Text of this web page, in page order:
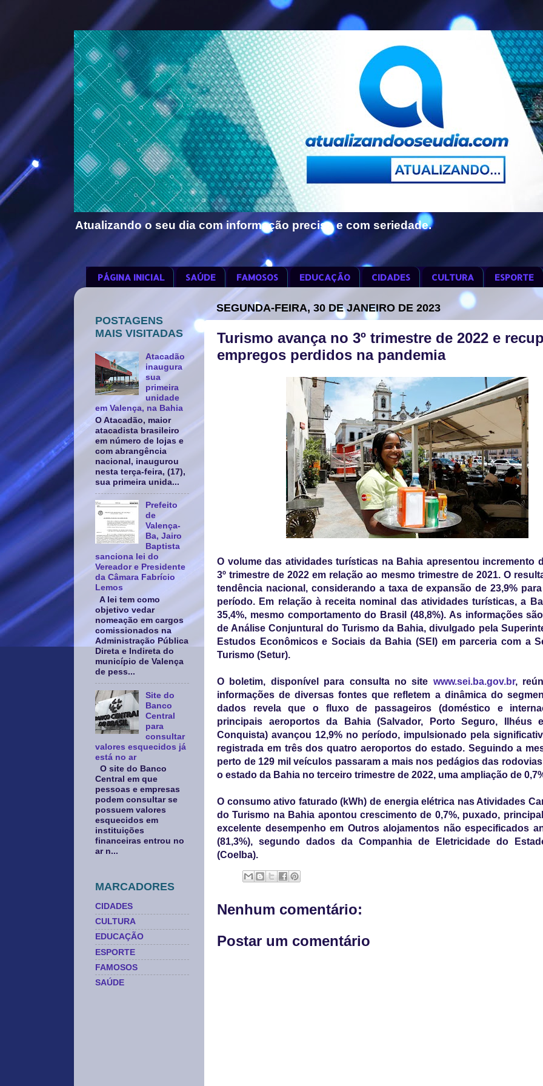
Atualizando o seu dia com informação precisa e com seriedade.
PÁGINA INICIAL SAÚDE FAMOSOS EDUCAÇÃO CIDADES CULTURA ESPORTE
SEGUNDA-FEIRA, 30 DE JANEIRO DE 2023
Turismo avança no 3º trimestre de 2022 e
empregos perdidos na pandemia
O volume das atividades turísticas na Bahia apresentou incremento
3º trimestre de 2022 em relação ao mesmo trimestre de 2021. O
tendência nacional, considerando a taxa de expansão de 23,9%
período. Em relação à receita nominal das atividades turísticas, a
35,4%, mesmo comportamento do Brasil (48,8%). As informações
de Análise Conjuntural do Turismo da Bahia, divulgado pela
Estudos Econômicos e Sociais da Bahia (SEI) em parceria com a
Turismo (Setur).
O boletim, disponível para consulta no site www.sei.ba.gov.br,
informações de diversas fontes que refletem a dinâmica do
dados revela que o fluxo de passageiros (doméstico e
principais aeroportos da Bahia (Salvador, Porto Seguro, Ilhéus
Conquista) avançou 12,9% no período, impulsionado pela
registrada em três dos quatro aeroportos do estado. Seguindo a
perto de 129 mil veículos passaram a mais nos pedágios das
o estado da Bahia no terceiro trimestre de 2022, uma ampliação de
O consumo ativo faturado (kWh) de energia elétrica nas Atividades
do Turismo na Bahia apontou crescimento de 0,7%, puxado,
excelente desempenho em Outros alojamentos não especificados
(81,3%), segundo dados da Companhia de Eletricidade do
(Coelba).
Nenhum comentário:
Postar um comentário
POSTAGENS
MAIS VISITADAS
Atacadão
inaugura
sua
primeira
unidade
em Valença, na Bahia
O Atacadão, maior
atacadista brasileiro
em número de lojas e
com abrangência
nacional, inaugurou
nesta terça-feira, (17),
sua primeira unida...
Prefeito
de
Valença-
Ba, Jairo
Baptista
sanciona lei do
Vereador e Presidente
da Câmara Fabrício
Lemos
A lei tem como
objetivo vedar
nomeação em cargos
comissionados na
Administração Pública
Direta e Indireta do
município de Valença
de pess...
Site do
Banco
Central
para
consultar
valores esquecidos já
está no ar
O site do Banco
Central em que
pessoas e empresas
podem consultar se
possuem valores
esquecidos em
instituições
financeiras entrou no
ar n...
MARCADORES
CIDADES
CULTURA
EDUCAÇÃO
ESPORTE
FAMOSOS
SAÚDE